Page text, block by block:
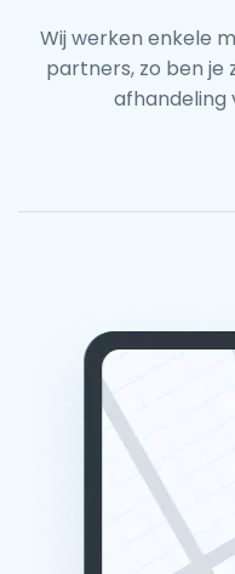
Wij werken enkele
partners, zo ben je
afhandeling